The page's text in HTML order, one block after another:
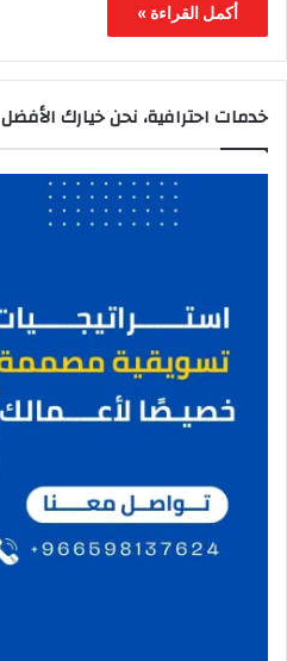
أكمل القراءة »
خدمات احترافية، نحن خيارك الأفضل